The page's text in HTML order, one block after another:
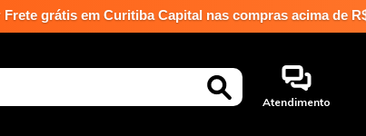
Curitiba Capital nas compras acima de R$ 99,99⭐ ⭐
Atendimento